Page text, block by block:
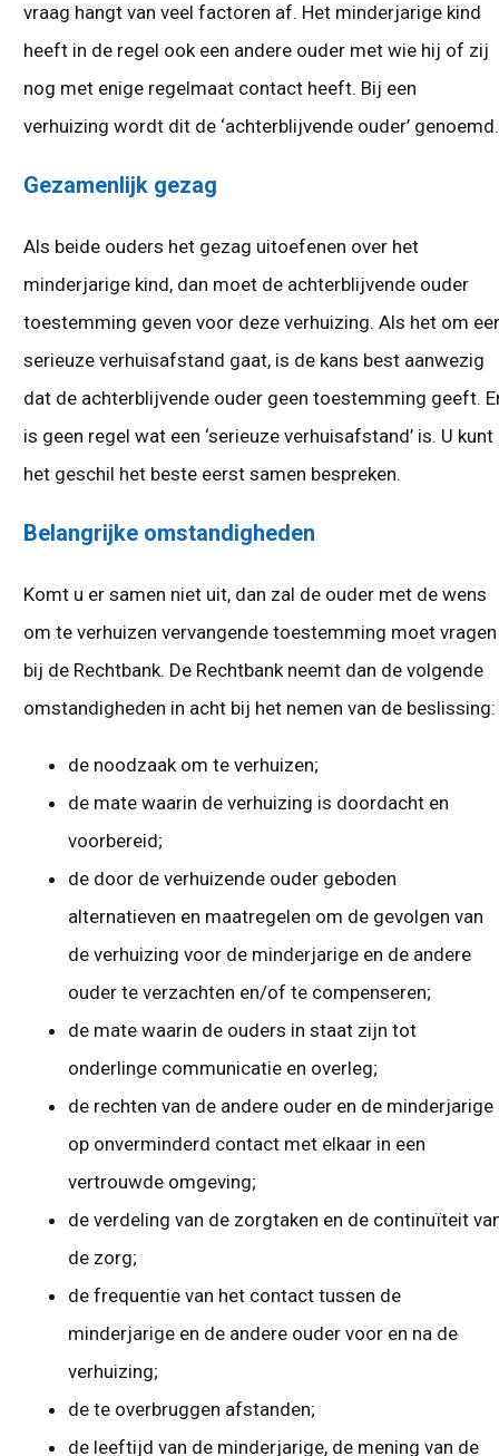
vraag hangt van veel factoren af. Het minderjarige kind
heeft in de regel ook een andere ouder met wie hij of zij
nog met enige regelmaat contact heeft. Bij een
verhuizing wordt dit de ‘achterblijvende ouder’ genoemd.
Gezamenlijk gezag
Als beide ouders het gezag uitoefenen over het
minderjarige kind, dan moet de achterblijvende ouder
toestemming geven voor deze verhuizing. Als het om
serieuze verhuisafstand gaat, is de kans best aanwezig
dat de achterblijvende ouder geen toestemming geeft.
is geen regel wat een ‘serieuze verhuisafstand’ is. U kunt
het geschil het beste eerst samen bespreken.
Belangrijke omstandigheden
Komt u er samen niet uit, dan zal de ouder met de wens
om te verhuizen vervangende toestemming moet vragen
bij de Rechtbank. De Rechtbank neemt dan de volgende
omstandigheden in acht bij het nemen van de beslissing:
de noodzaak om te verhuizen;
de mate waarin de verhuizing is doordacht en
voorbereid;
de door de verhuizende ouder geboden
alternatieven en maatregelen om de gevolgen van
de verhuizing voor de minderjarige en de andere
ouder te verzachten en/of te compenseren;
de mate waarin de ouders in staat zijn tot
onderlinge communicatie en overleg;
de rechten van de andere ouder en de minderjarige
op onverminderd contact met elkaar in een
vertrouwde omgeving;
de verdeling van de zorgtaken en de continuïteit
de zorg;
de frequentie van het contact tussen de
minderjarige en de andere ouder voor en na de
verhuizing;
de te overbruggen afstanden;
de leeftijd van de minderjarige, de mening van de